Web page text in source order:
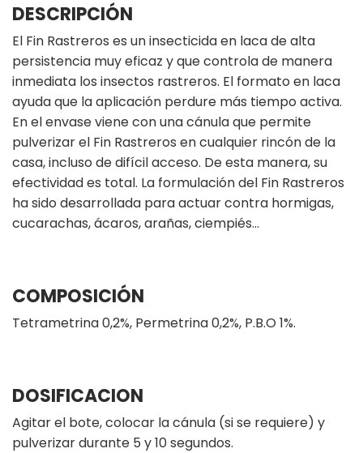
DESCRIPCIÓN
El Fin Rastreros es un insecticida en laca de alta
persistencia muy eficaz y que controla de manera
inmediata los insectos rastreros. El formato en laca
ayuda que la aplicación perdure más tiempo activa.
En el envase viene con una cánula que permite
pulverizar el Fin Rastreros en cualquier rincón de la
casa, incluso de difícil acceso. De esta manera, su
efectividad es total. La formulación del Fin Rastreros
ha sido desarrollada para actuar contra hormigas,
cucarachas, ácaros, arañas, ciempiés...
COMPOSICIÓN
Tetrametrina 0,2%, Permetrina 0,2%, P.B.O 1%.
DOSIFICACION
Agitar el bote, colocar la cánula (si se requiere) y
pulverizar durante 5 y 10 segundos.